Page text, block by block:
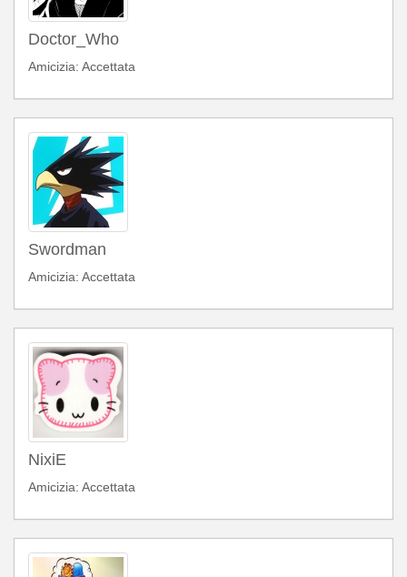
Doctor_Who
Amicizia: Accettata
Swordman
Amicizia: Accettata
NixiE
Amicizia: Accettata